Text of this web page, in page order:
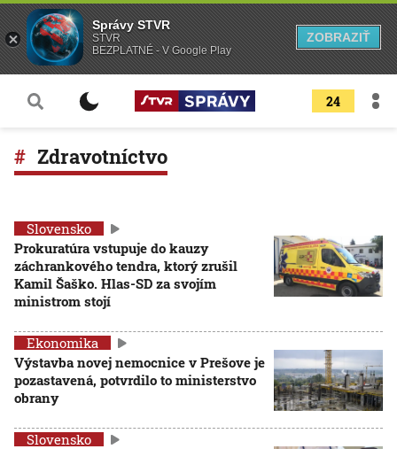
24
Zdravotníctvo
Slovensko
Prokuratúra vstupuje do kauzy
záchrankového tendra, ktorý zrušil
Kamil Šaško. Hlas-SD za svojím
ministrom stojí
Ekonomika
Výstavba novej nemocnice v Prešove je
pozastavená, potvrdilo to ministerstvo
obrany
Slovensko
Správy STVR
STVR
BEZPLATNÉ - V Google Play
ZOBRAZIŤ